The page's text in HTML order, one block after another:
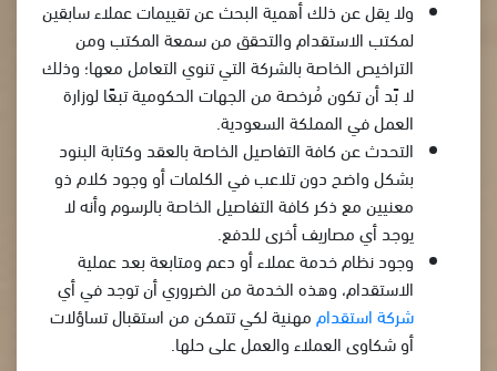
ولا يقل عن ذلك أهمية البحث عن تقييمات عملاء سابقين
لمكتب الاستقدام والتحقق من سمعة المكتب ومن
التراخيص الخاصة بالشركة التي تنوي التعامل معها؛ وذلك
لا بًد أن تكون مُرخصة من الجهات الحكومية تبعًا لوزارة
العمل في المملكة السعودية.
التحدث عن كافة التفاصيل الخاصة بالعقد وكتابة البنود
بشكل واضح دون تلاعب في الكلمات أو وجود كلام ذو
معنيين مع ذكر كافة التفاصيل الخاصة بالرسوم وأنه لا
يوجد أي مصاريف أخرى للدفع.
وجود نظام خدمة عملاء أو دعم ومتابعة بعد عملية
الاستقدام، وهذه الخدمة من الضروري أن توجد في أي
شركة استقداممهنية لكي تتمكن من استقبال تساؤلات
أو شكاوى العملاء والعمل على حلها.